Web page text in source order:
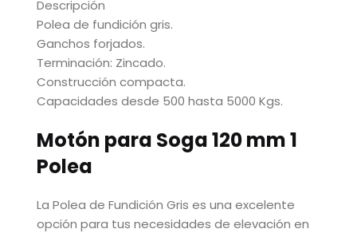
Descripción
Polea de fundición gris.
Ganchos forjados.
Terminación: Zincado.
Construcción compacta.
Capacidades desde 500 hasta 5000 Kgs.
Motón para Soga 120 mm 1
Polea
La Polea de Fundición Gris es una excelente
opción para tus necesidades de elevación en